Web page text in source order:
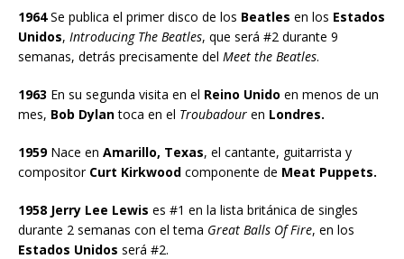
1964Se publica el primer disco de los Beatles en los Estados
Unidos, Introducing The Beatles, que será #2 durante 9
semanas, detrás precisamente del Meet the Beatles.
1963 En su segunda visita en el Reino Unido en menos de un
mes, Bob Dylantoca en el Troubadour en Londres.
1959Nace en Amarillo, Texas, el cantante, guitarrista y
compositor Curt Kirkwood componente de Meat Puppets.
1958 Jerry Lee Lewis es #1 en la lista británica de singles
durante 2 semanas con el tema Great Balls Of Fire, en los
Estados Unidos será #2.